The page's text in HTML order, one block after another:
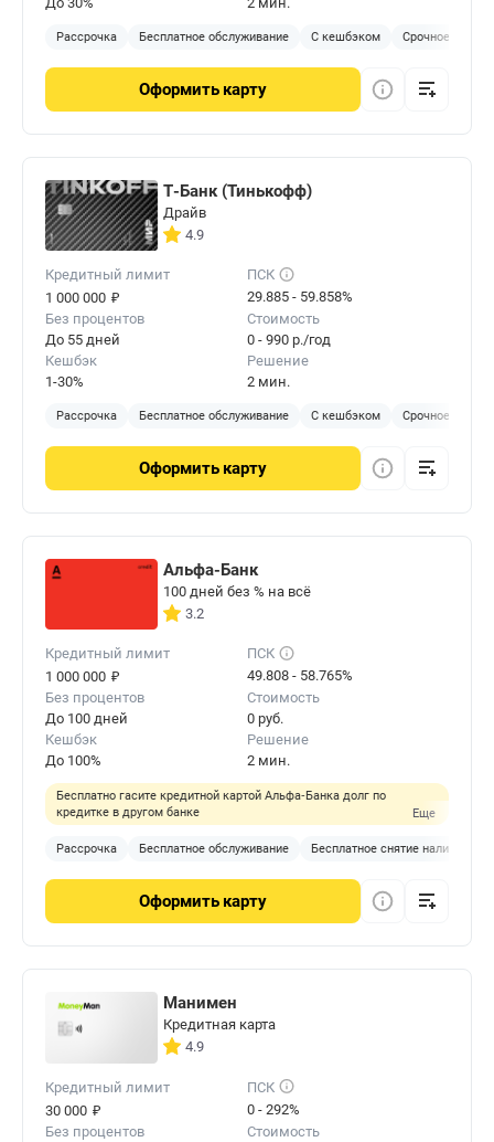
Рассрочка Бесплатное обслуживание С кешбэком Срочное
Оформить карту
Т-Банк (Тинькофф)
Драйв
4.9
Кредитный лимит
1 000 000 ₽
ПСК
29.885 - 59.858%
Без процентов
До 55 дней
Стоимость
0 - 990 р./год
Кешбэк
1-30%
Решение
2 мин.
Рассрочка Бесплатное обслуживание С кешбэком Срочное
Оформить карту
Альфа-Банк
100 дней без % на всё
3.2
Кредитный лимит
1 000 000 ₽
ПСК
49.808 - 58.765%
Без процентов
До 100 дней
Стоимость
0 руб.
Кешбэк
До 100%
Решение
2 мин.
Бесплатно гасите кредитной картой Альфа‑Банка долг по
кредитке в другом банке
Еще
Рассрочка Бесплатное обслуживание Бесплатное снятие наличных
Оформить карту
Манимен
Кредитная карта
4.9
Кредитный лимит
30 000 ₽
ПСК
0 - 292%
Без процентов
Стоимость